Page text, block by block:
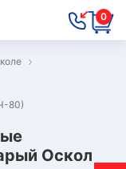
0
80)
Оскол